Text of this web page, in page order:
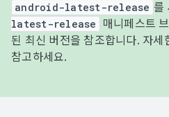
android-latest-release 를
latest-release
매니페스트
된 최신 버전을 참조합니다. 자세
참고하세요.